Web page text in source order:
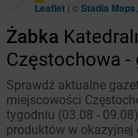
Leaflet | ©Stadia Maps
Żabka
Częstochowa
Sprawdź aktualne
miejscowości
tygodniu (03.08 -
produktów w okazyjnej